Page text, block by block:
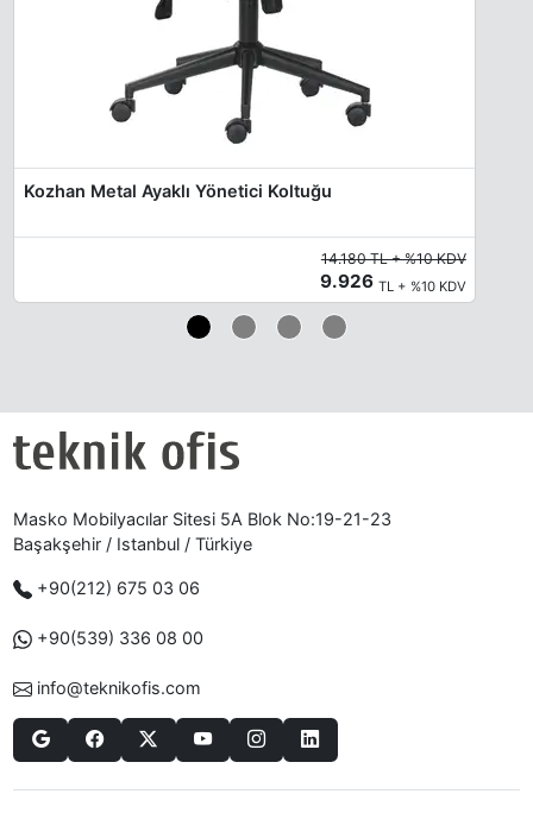
Kozhan Metal Ayaklı Yönetici Koltuğu
14.180 TL + %10 KDV
9.926 TL + %10 KDV
Masko Mobilyacılar Sitesi 5A Blok No:19-21-23
Başakşehir / Istanbul / Türkiye
+90(212) 675 03 06
+90(539) 336 08 00
info@teknikofis.com